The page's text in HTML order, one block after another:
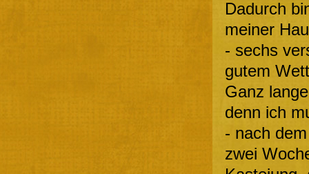
Dadurch
meiner
- sechs
gutem
Ganz
denn ich
- nach
zwei